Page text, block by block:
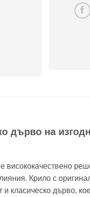
дърво на
е висококачествено
Крило с
и класическо дърво,